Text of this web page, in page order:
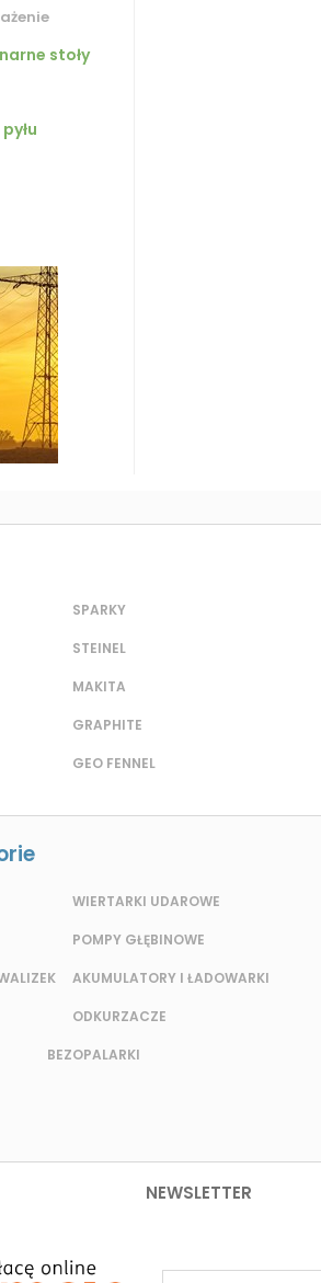
stoły
SPARKY
STEINEL
MAKITA
GRAPHITE
GEO FENNEL
BEZ
WIERTARKI UDAROWE
POMPY GŁĘBINOWE
AKUMULATORY I ŁADOWARKI
ODKURZACZE
OPALARKI
NEWSLETTER